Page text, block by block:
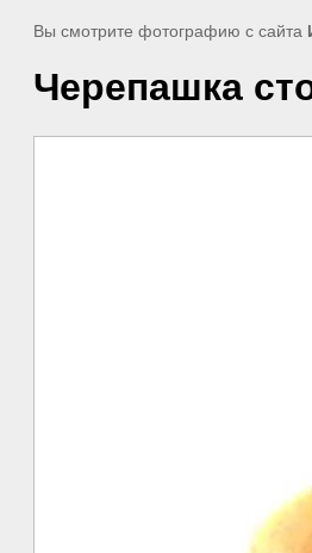
Вы смотрите фотографию с сайта
Черепашка